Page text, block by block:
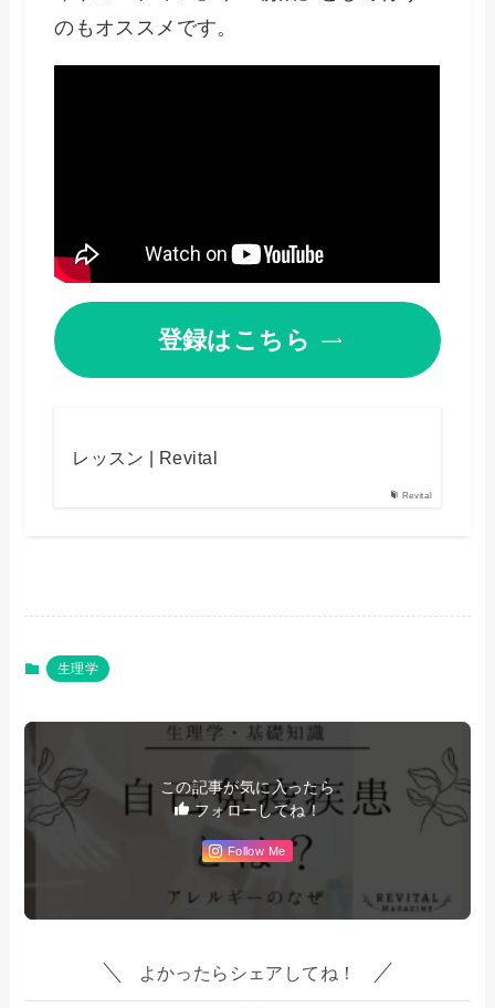
のもオススメです。
登録はこちら
Revital
レッスン | Revital
生理学
この記事が気に入ったら
フォローしてね！
Follow Me
よかったらシェアしてね！